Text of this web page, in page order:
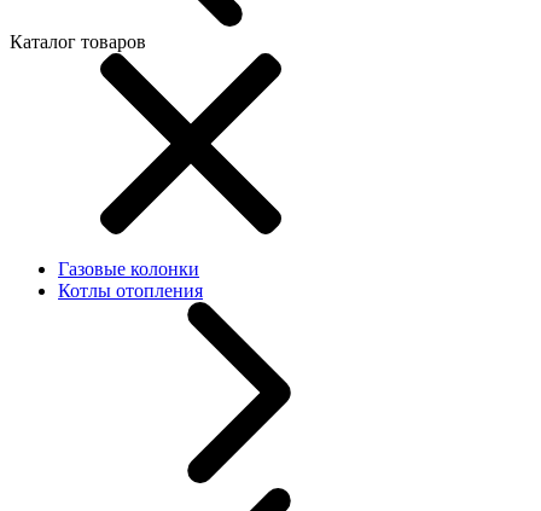
Каталог товаров
Газовые колонки
Котлы отопления